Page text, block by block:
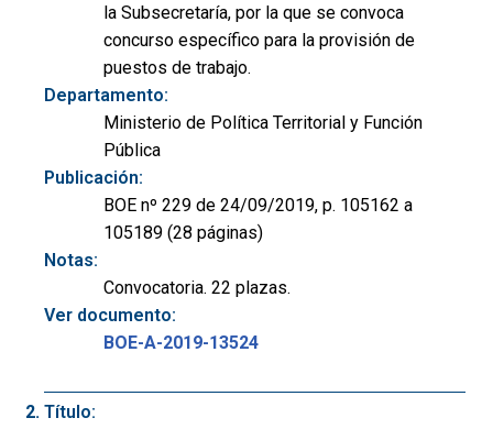
la Subsecretaría, por la que se convoca
concurso específico para la provisión de
puestos de trabajo.
Departamento:
Ministerio de Política Territorial y Función
Pública
Publicación:
BOE nº 229 de 24/09/2019, p. 105162 a
105189 (28 páginas)
Notas:
Convocatoria. 22 plazas.
Ver documento:
BOE-A-2019-13524
Título: